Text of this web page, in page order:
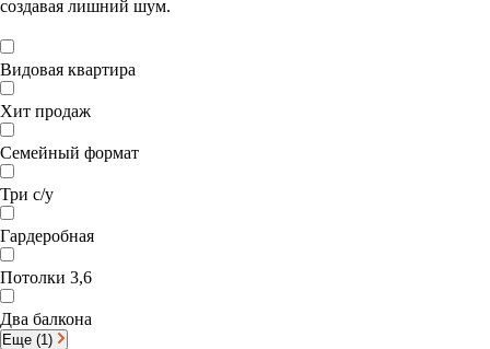
создавая лишний шум.
Видовая квартира
Хит продаж
Семейный формат
Три с/у
Гардеробная
Потолки 3,6
Два балкона
Еще (1)